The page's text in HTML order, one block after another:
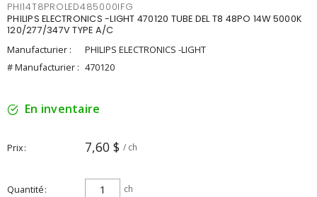
PHI14T8PROLED485000IFG
PHILIPS ELECTRONICS -LIGHT 470120 TUBE DEL T8 48PO 14W 5000K
120/277/347V TYPE A/C
Manufacturier :
PHILIPS ELECTRONICS -LIGHT
# Manufacturier : 470120
En inventaire
Prix 7,60 $ / ch
Quantité ch